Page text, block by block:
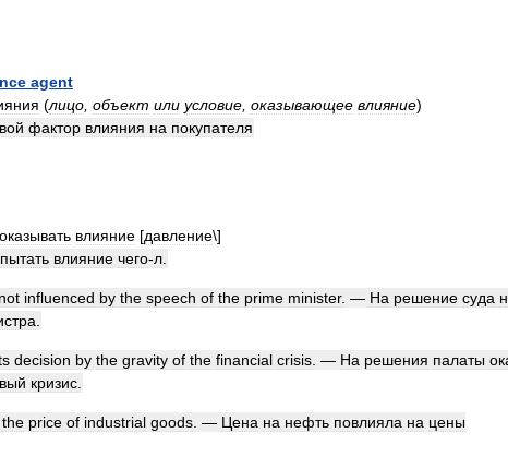
agent
(лицо объект или условие оказывающее влияние)
фактор влияния на покупателя
оказывать влияние [давление\]
влияние чего-л
not influenced by the speech of the prime minister. — На решение суда
decision by the gravity of the financial crisis . — На решения палаты
кризис
the price of industrial goods . — Цена на нефть повлияла на цены